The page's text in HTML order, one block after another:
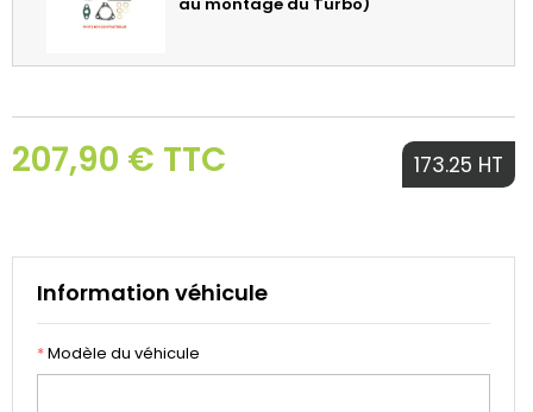
au montage du Turbo)
207,90 € TTC 173.25 HT
Information véhicule
*Modèle du véhicule